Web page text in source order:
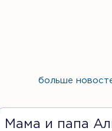
больше
Мама и папа